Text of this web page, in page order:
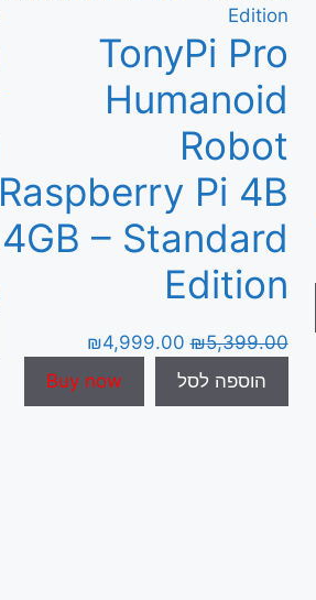
TonyPi Pro
Humanoid
Robot
Raspberry Pi 4B
4GB – Standard
Edition
₪5,399.00
₪4,999.00
הוספה לסל
Buy now